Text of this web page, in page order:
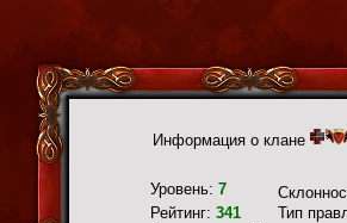
Информация о клане
Уровень: 7
Рейтинг: 341 Тип